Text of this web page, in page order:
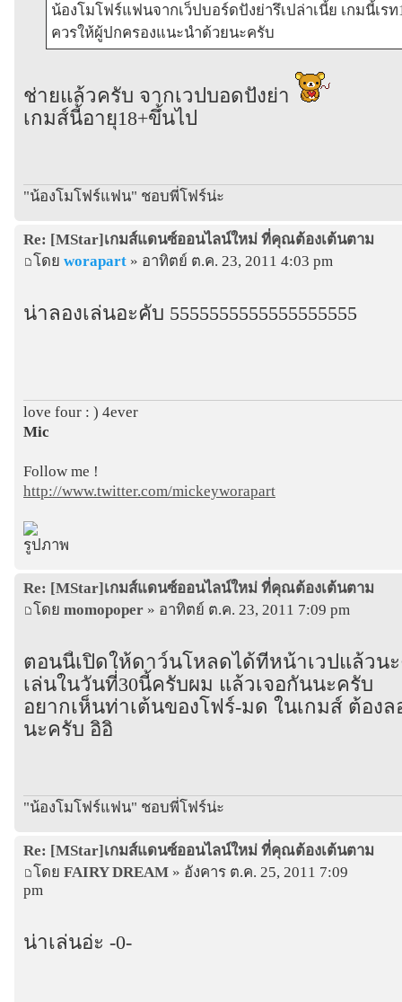
น้องโมโฟร์แฟนจากเว็ปบอร์ดปังย่ารึเปล่าเนี้ย เกมนี้เรท
ควรให้ผู้ปกครองแนะนำด้วยนะครับ
ช่ายแล้วครับ จากเวปบอดปังย่า
เกมส์นี้อายุ18+ขึ้นไป
"น้องโมโฟร์แฟน" ชอบพี่โฟร์น่ะ
Re: [MStar]เกมส์แดนซ์ออนไลน์ใหม่ ที่คุณต้องเต้นตาม
โดย worapart » อาทิตย์ ต.ค. 23, 2011 4:03 pm
น่าลองเล่นอะคับ 5555555555555555555
love four : ) 4ever
Mic
Follow me !
http://www.twitter.com/mickeyworapart
Re: [MStar]เกมส์แดนซ์ออนไลน์ใหม่ ที่คุณต้องเต้นตาม
โดย momopoper » อาทิตย์ ต.ค. 23, 2011 7:09 pm
ตอนนี้เปิดให้ดาว์นโหลดได้ที่หน้าเวปแล้วน
เล่นในวันที่30นี้ครับผม แล้วเจอกันนะครับ
อยากเห็นท่าเต้นของโฟร์-มด ในเกมส์ ต้องล
นะครับ อิอิ
"น้องโมโฟร์แฟน" ชอบพี่โฟร์น่ะ
Re: [MStar]เกมส์แดนซ์ออนไลน์ใหม่ ที่คุณต้องเต้นตาม
โดย FAIRY DREAM » อังคาร ต.ค. 25, 2011 7:09
pm
น่าเล่นอ่ะ -0-